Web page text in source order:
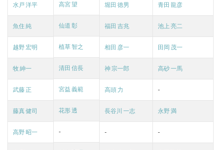
水戸 洋平 高宮 望 堀田 徳男 青田 龍彦
魚住 純 仙道 彰 福田 吉兆 池上 亮二
越野 宏明 植草 智之 相田 彦一 田岡 茂一
牧 紳一 清田 信長 神 宗一郎 高砂 一馬
武藤 正 宮益 義範 高頭 力 -
藤真 健司 花形 透 長谷川 一志 永野 満
高野 昭一 - - -